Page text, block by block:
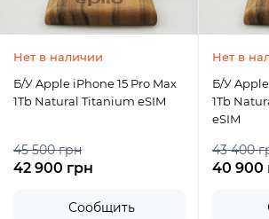
Нет в наличии
Б/У Apple iPhone 15 Pro Max
1Tb Natural Titanium eSIM
45 500 грн
42 900 грн
Сообщить
Нет в
Б/У
1Tb
eSIM
43 400
40 900